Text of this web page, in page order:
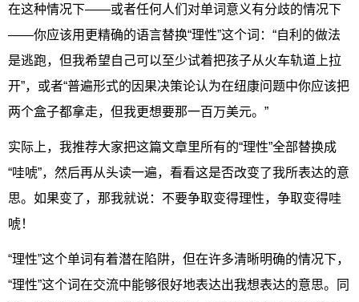
在这种情况下——或者任何人们对单词意义有分歧的情况下
——你应该用更精确的语言替换“理性”这个词：“自利的做法
是逃跑，但我希望自己可以至少试着把孩子从火车轨道上拉
开”，或者“普遍形式的因果决策论认为在纽康问题中你应该把
两个盒子都拿走，但我更想要那一百万美元。”
实际上，我推荐大家把这篇文章里所有的“理性”全部替换成
“哇唬”，然后再从头读一遍，看看这是否改变了我所表达的意
思。如果变了，那我就说：不要争取变得理性，争取变得哇
唬！
“理性”这个单词有着潜在陷阱，但在许多清晰明确的情况下，
“理性”这个词在交流中能够很好地表达出我想表达的意思。同